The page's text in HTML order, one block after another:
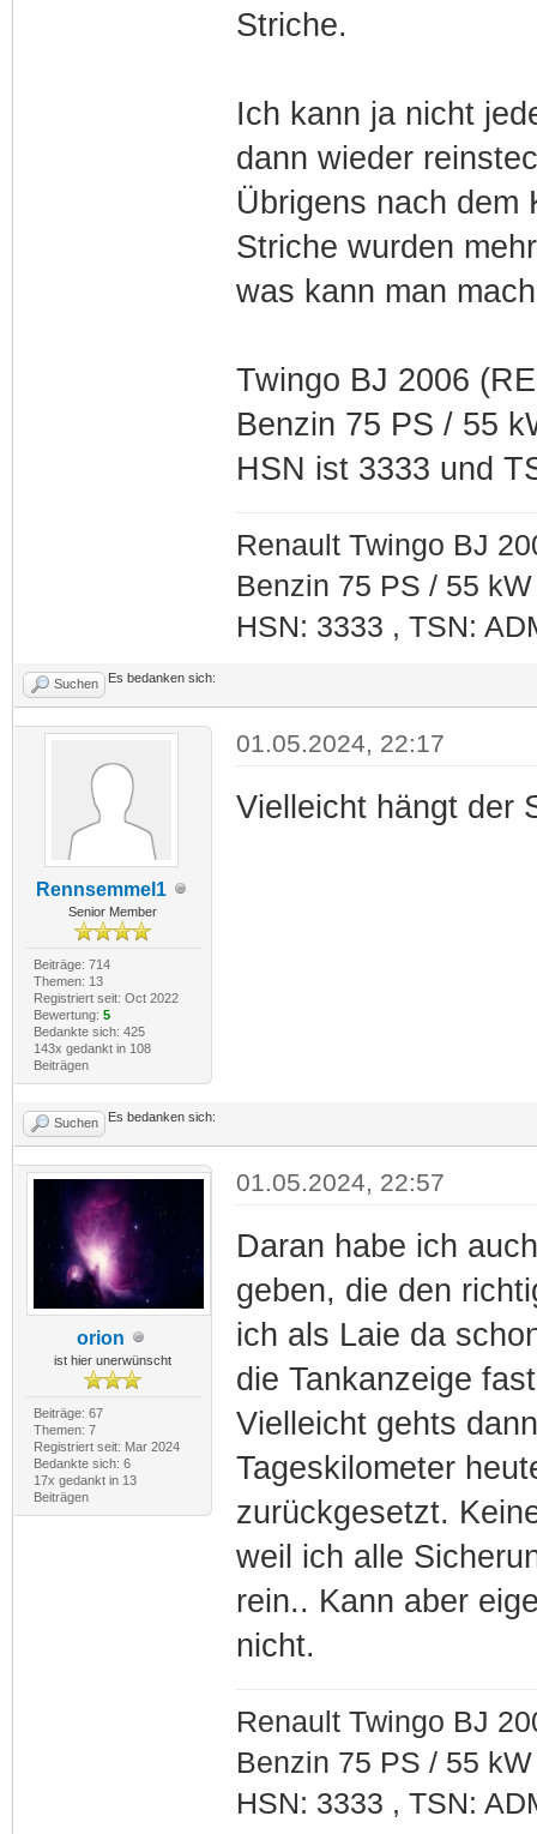
Striche.
Ich kann ja nicht
dann wieder
Übrigens nach dem
Striche wurden
was kann man
Twingo BJ 2006
Benzin 75 PS / 55
HSN ist 3333 und
Renault Twingo BJ
Benzin 75 PS / 55
HSN: 3333 , TSN:
Suchen Es bedanken sich:
Rennsemmel1
Senior Member
Beiträge: 714
Themen: 13
Registriert seit: Oct 2022
Bewertung: 5
Bedankte sich: 425
143x gedankt in 108
Beiträgen
01.05.2024, 22:17
Vielleicht hängt der
Suchen Es bedanken sich:
orion
ist hier unerwünscht
Beiträge: 67
Themen: 7
Registriert seit: Mar 2024
Bedankte sich: 6
17x gedankt in 13
Beiträgen
01.05.2024, 22:57
Daran habe ich
geben, die den
ich als Laie da
die Tankanzeige
Vielleicht gehts
Tageskilometer
zurückgesetzt.
weil ich alle
rein.. Kann aber
nicht.
Renault Twingo BJ
Benzin 75 PS / 55
HSN: 3333 , TSN: